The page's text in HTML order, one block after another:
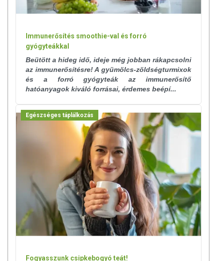
használatát beszélje meg kezelőorvosával. Az ajánlott napi
elzárva tartandó!
Immunerősítés smoothie-val és forró
gyógyteákkal
Beütött a hideg idő, ideje még jobban rákapcsolni
az immunerősítésre! A gyümölcs-zöldségturmixok
és a forró gyógyteák az immunerősítő
hatóanyagok kiváló forrásai, érdemes beépí...
Egészséges táplálkozás
Fogyasszunk csipkebogyó teát!